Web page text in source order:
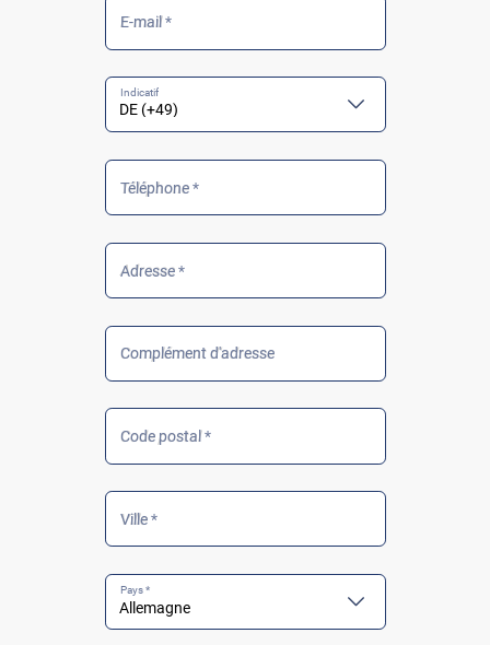
E-mail *
Téléphone *
Adresse *
Complément d'adresse
Code postal *
Ville *
Pays *